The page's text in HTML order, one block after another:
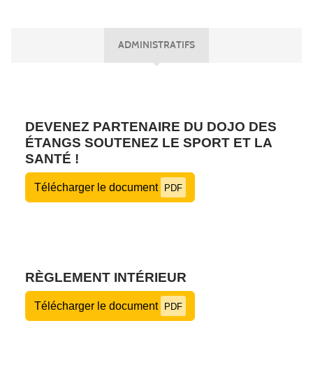
ADMINISTRATIFS
DEVENEZ PARTENAIRE DU DOJO DES
ÉTANGS SOUTENEZ LE SPORT ET LA
SANTÉ !
Télécharger le document PDF
RÈGLEMENT INTÉRIEUR
Télécharger le document PDF